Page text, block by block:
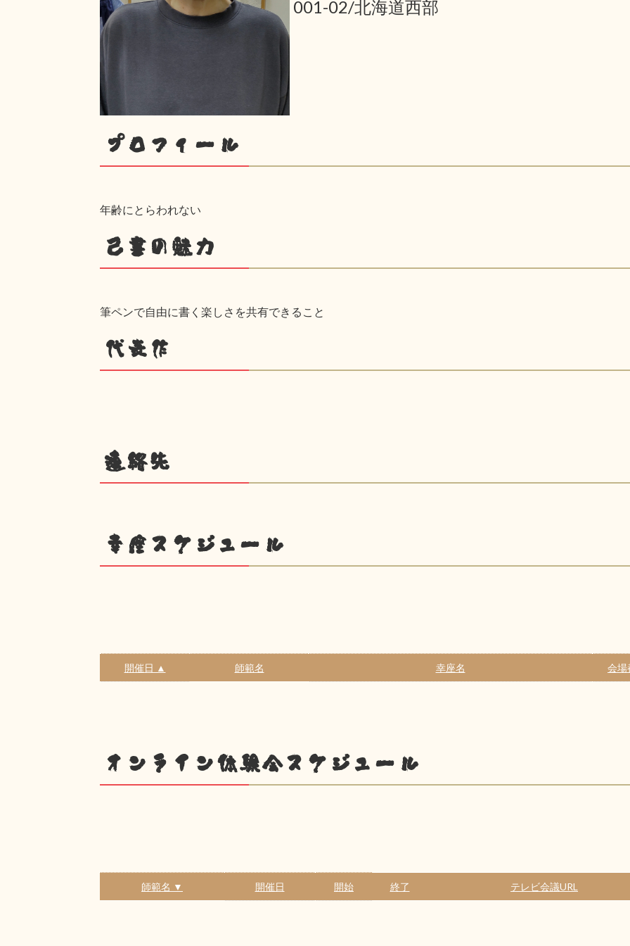
001-02/北海道西部
プロフィール
年齢にとらわれない
己書の魅力
筆ペンで自由に書く楽しさを共有できること
代表作
連絡先
幸座スケジュール
開催日 ▲ 師範名 幸座名 会場
オンライン体験会スケジュール
師範名 ▼ 開催日 開始 終了 テレビ会議URL